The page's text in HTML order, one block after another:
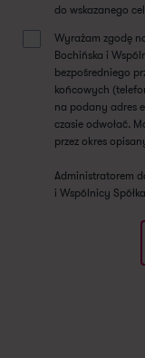
do wskazanego
Wyrażam zgodę
Bochińska i
bezpośredniego
końcowych
na podany adres
czasie odwołać.
przez okres
Administratorem
i Wspólnicy